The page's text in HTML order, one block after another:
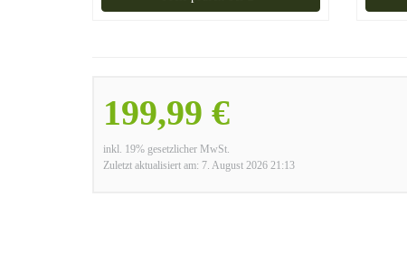
199,99 €
inkl. 19% gesetzlicher MwSt.
Zuletzt aktualisiert am: 7. August 2026 21:13